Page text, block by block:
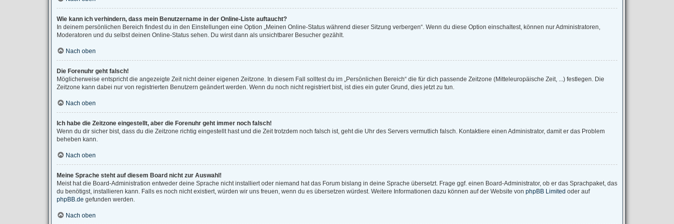
Wie kann ich verhindern, dass mein Benutzername in der Online-Liste auftaucht?
In deinem persönlichen Bereich findest du in den Einstellungen eine Option „Meinen Online-Status während dieser Sitzung verbergen“. Wenn du diese Option einschaltest, können nur Administratoren,
Moderatoren und du selbst deinen Online-Status sehen. Du wirst dann als unsichtbarer Besucher gezählt.
Nach oben
Die Forenuhr geht falsch!
Möglicherweise entspricht die angezeigte Zeit nicht deiner eigenen Zeitzone. In diesem Fall solltest du im „Persönlichen Bereich“ die für dich passende Zeitzone (Mitteleuropäische Zeit, ...) festlegen. Die
Zeitzone kann dabei nur von registrierten Benutzern geändert werden. Wenn du noch nicht registriert bist, ist dies ein guter Grund, dies jetzt zu tun.
Nach oben
Ich habe die Zeitzone eingestellt, aber die Forenuhr geht immer noch falsch!
Wenn du dir sicher bist, dass du die Zeitzone richtig eingestellt hast und die Zeit trotzdem noch falsch ist, geht die Uhr des Servers vermutlich falsch. Kontaktiere einen Administrator, damit er das Problem
beheben kann.
Nach oben
Meine Sprache steht auf diesem Board nicht zur Auswahl!
Meist hat die Board-Administration entweder deine Sprache nicht installiert oder niemand hat das Forum bislang in deine Sprache übersetzt. Frage ggf. einen Board-Administrator, ob er das Sprachpaket, das
du benötigst, installieren kann. Falls es noch nicht existiert, würden wir uns freuen, wenn du es übersetzen würdest. Weitere Informationen dazu können auf der Website von phpBB Limited oder auf
phpBB.de gefunden werden.
Nach oben